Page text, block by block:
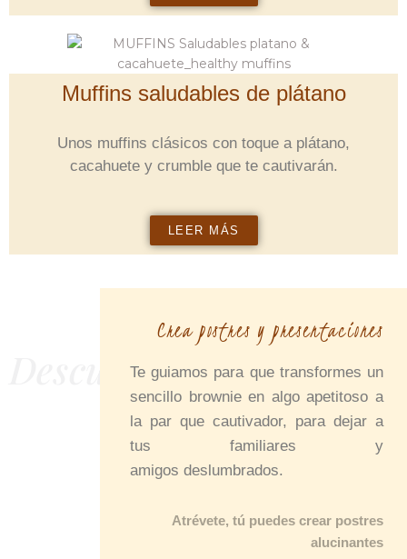
Muffins saludables de plátano
Unos muffins clásicos con toque a plátano,
cacahuete y crumble que te cautivarán.
LEER MÁS
Descubre nuestro curso
online
Crea postres y presentaciones
Te guiamos para que transformes un
sencillo brownie en algo apetitoso a
la par que cautivador, para dejar a
tus familiares y
amigos deslumbrados.
Atrévete, tú puedes crear postres
alucinantes